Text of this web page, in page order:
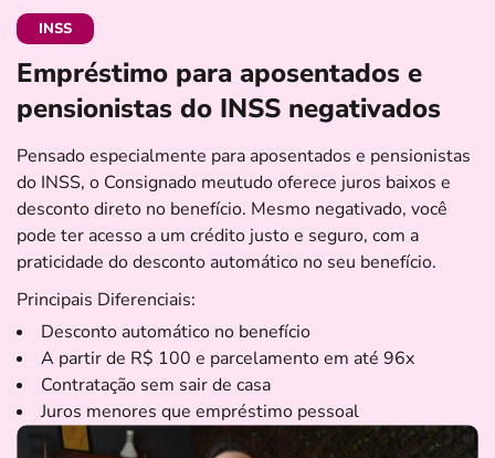
INSS
Empréstimo para aposentados e
pensionistas do INSS negativados
Pensado especialmente para aposentados e pensionistas
do INSS, o Consignado meutudo oferece juros baixos e
desconto direto no benefício. Mesmo negativado, você
pode ter acesso a um crédito justo e seguro, com a
praticidade do desconto automático no seu benefício.
Principais Diferenciais:
Desconto automático no benefício
A partir de R$ 100 e parcelamento em até 96x
Contratação sem sair de casa
Juros menores que empréstimo pessoal